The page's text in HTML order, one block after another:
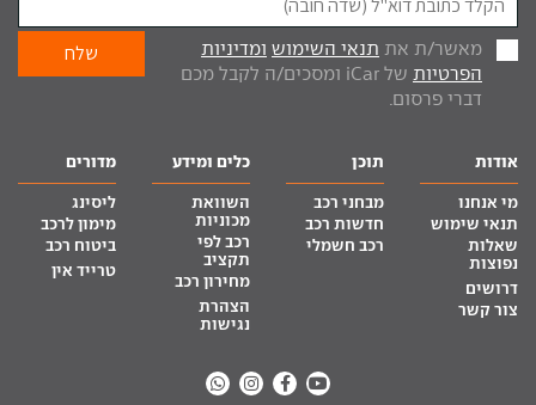
מאשר/ת את תנאי השימוש ומדיניות
הפרטיות
של iCar ומסכים/ה לקבל מכם
דברי פרסום.
אודות
מי אנחנו
תנאי שימוש
שאלות
נפוצות
דרושים
צור קשר
תוכן
מבחני רכב
חדשות רכב
רכב חשמלי
כלים ומידע
השוואת
מכוניות
רכב לפי
תקציב
מחירון רכב
הצהרת
נגישות
מדורים
ליסינג
מימון לרכב
ביטוח רכב
טרייד אין